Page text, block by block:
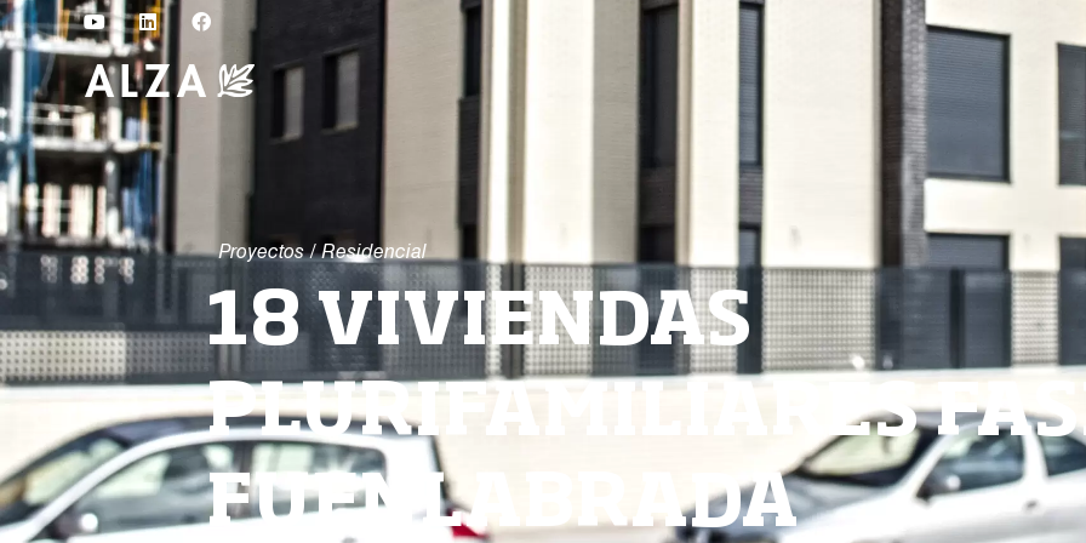
Proyectos / Residencial
18 VIVIENDAS
PLURIFAMILIARES
FUENLABRADA